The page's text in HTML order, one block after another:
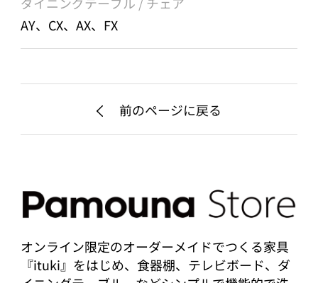
AY、CX、AX、FX
前のページに戻る
オンライン限定のオーダーメイドでつくる家具
『ituki』をはじめ、食器棚、テレビボード、ダ